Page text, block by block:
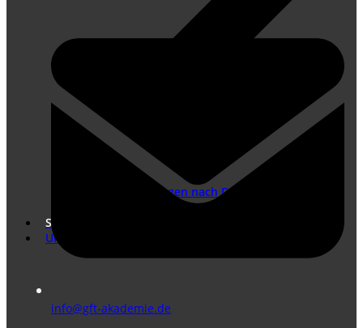
Übersetzungen nach DIN EN ISO 17100
Marketing Übersetzungen
Shop
Unternehmen
info@gft-akademie.de